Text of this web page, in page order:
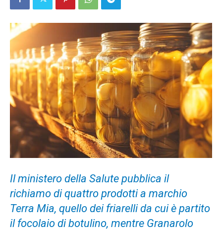
Il ministero della Salute pubblica il
richiamo di quattro prodotti a marchio
Terra Mia, quello dei friarelli da cui è partito
il focolaio di botulino, mentre Granarolo